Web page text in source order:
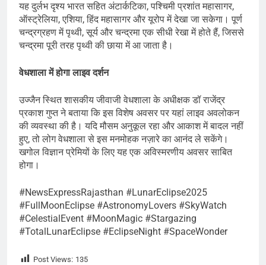
यह दुर्लभ दृश्य भारत सहित अंटार्कटिका, पश्चिमी प्रशांत महासागर,
ऑस्ट्रेलिया, एशिया, हिंद महासागर और यूरोप में देखा जा सकेगा। पूर्ण
चन्द्रग्रहण में पृथ्वी, सूर्य और चन्द्रमा एक सीधी रेखा में होते हैं, जिससे
चन्द्रमा पूरी तरह पृथ्वी की छाया में आ जाता है।
वेधशाला में होगा लाइव दर्शन
उज्जैन स्थित शासकीय जीवाजी वेधशाला के अधीक्षक डॉ राजेंद्र
प्रकाश गुप्त ने बताया कि इस विशेष अवसर पर यहां लाइव अवलोकन
की व्यवस्था की है। यदि मौसम अनुकूल रहा और आकाश में बादल नहीं
हुए, तो लोग वेधशाला से इस मनमोहक नज़ारे का आनंद ले सकेंगे।
खगोल विज्ञान प्रेमियों के लिए यह एक अविस्मरणीय अवसर साबित
होगा।
#NewsExpressRajasthan #LunarEclipse2025
#FullMoonEclipse #AstronomyLovers #SkyWatch
#CelestialEvent #MoonMagic #Stargazing
#TotalLunarEclipse #EclipseNight #SpaceWonder
Post Views: 135